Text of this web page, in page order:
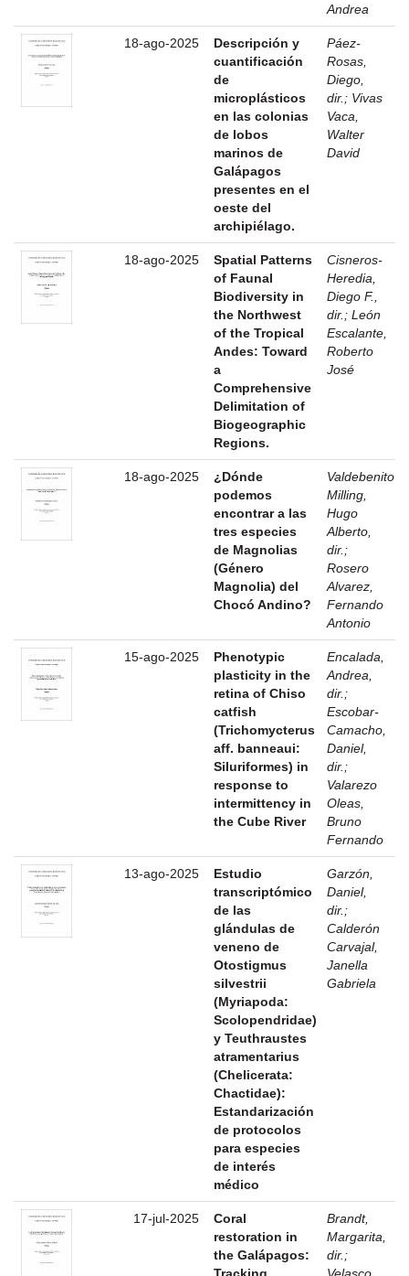
Andrea
18-ago-2025
Descripción y
cuantificación
de
microplásticos
en las colonias
de lobos
marinos de
Galápagos
presentes en el
oeste del
archipiélago.
Páez-
Rosas,
Diego,
dir. ; Vivas
Vaca,
Walter
David
18-ago-2025
Spatial Patterns
of Faunal
Biodiversity in
the Northwest
of the Tropical
Andes: Toward
a
Comprehensive
Delimitation of
Biogeographic
Regions.
Cisneros-
Heredia,
Diego F.,
dir. ; León
Escalante,
Roberto
José
18-ago-2025
¿Dónde
podemos
encontrar a las
tres especies
de Magnolias
(Género
Magnolia) del
Chocó Andino?
Valdebenito
Milling,
Hugo
Alberto,
dir. ;
Rosero
Alvarez,
Fernando
Antonio
15-ago-2025
Phenotypic
plasticity in the
retina of Chiso
catfish
(Trichomycterus
aff. banneaui:
Siluriformes) in
response to
intermittency in
the Cube River
Encalada,
Andrea,
dir. ;
Escobar-
Camacho,
Daniel,
dir. ;
Valarezo
Oleas,
Bruno
Fernando
13-ago-2025
Estudio
transcriptómico
de las
glándulas de
veneno de
Otostigmus
silvestrii
(Myriapoda:
Scolopendridae)
y Teuthraustes
atramentarius
(Chelicerata:
Chactidae):
Estandarización
de protocolos
para especies
de interés
médico
Garzón,
Daniel,
dir. ;
Calderón
Carvajal,
Janella
Gabriela
17-jul-2025
Coral
restoration in
the Galápagos:
Brandt,
Margarita,
dir. ;